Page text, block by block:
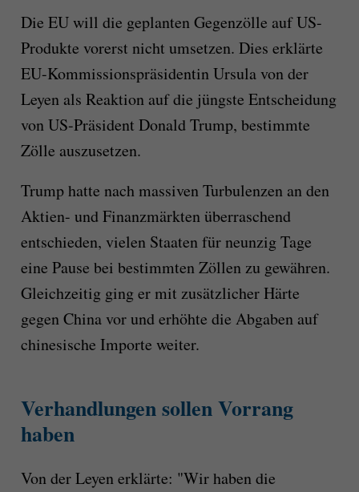
Die EU will die geplanten Gegenzölle auf US-
Produkte vorerst nicht umsetzen. Dies erklärte
EU-Kommissionspräsidentin Ursula von der
Leyen als Reaktion auf die jüngste Entscheidung
von US-Präsident Donald Trump, bestimmte
Zölle auszusetzen.
Trump hatte nach massiven Turbulenzen an den
Aktien- und Finanzmärkten überraschend
entschieden, vielen Staaten für neunzig Tage
eine Pause bei bestimmten Zöllen zu gewähren.
Gleichzeitig ging er mit zusätzlicher Härte
gegen China vor und erhöhte die Abgaben auf
chinesische Importe weiter.
Verhandlungen sollen Vorrang
haben
Von der Leyen erklärte: "Wir haben die